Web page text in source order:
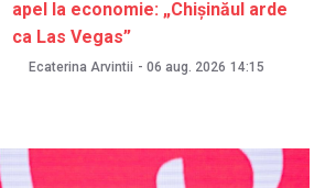
apel la economie: „Chișinăul arde
ca Las Vegas”
Ecaterina Arvintii - 06 aug. 2026 14:15